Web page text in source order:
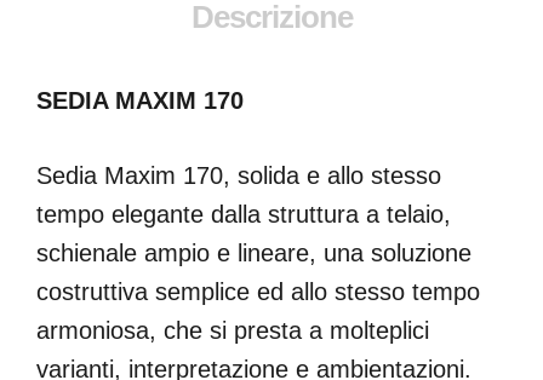
Descrizione
SEDIA MAXIM 170
Sedia Maxim 170, solida e allo stesso
tempo elegante dalla struttura a telaio,
schienale ampio e lineare, una soluzione
costruttiva semplice ed allo stesso tempo
armoniosa, che si presta a molteplici
varianti, interpretazione e ambientazioni.